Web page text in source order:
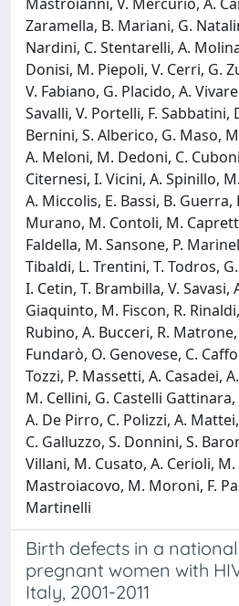
Zaramella, B. Mariani, G.
Nardini, C. Stentarelli, A.
Donisi, M. Piepoli, V. Cerri, G.
V. Fabiano, G. Placido, A.
Savalli, V. Portelli, F. Sabbatini,
Bernini, S. Alberico, G. Maso,
A. Meloni, M. Dedoni, C.
Citernesi, I. Vicini, A. Spinillo,
A. Miccolis, E. Bassi, B. Guerra,
Murano, M. Contoli, M.
Faldella, M. Sansone, P.
Tibaldi, L. Trentini, T. Todros,
I. Cetin, T. Brambilla, V. Savasi,
Giaquinto, M. Fiscon, R.
Rubino, A. Bucceri, R. Matrone,
Fundarò, O. Genovese, C.
Tozzi, P. Massetti, A. Casadei,
M. Cellini, G. Castelli
A. De Pirro, C. Polizzi, A.
C. Galluzzo, S. Donnini, S.
Villani, M. Cusato, A. Cerioli,
Mastroiacovo, M. Moroni, F.
Martinelli
Birth defects in a
pregnant women with
Italy, 2001-2011